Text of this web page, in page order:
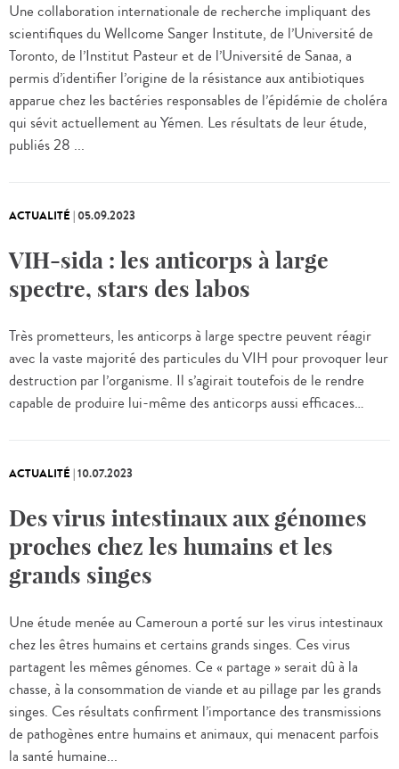
Une collaboration internationale de recherche impliquant des
scientifiques du Wellcome Sanger Institute, de l’Université de
Toronto, de l’Institut Pasteur et de l’Université de Sanaa, a
permis d’identifier l’origine de la résistance aux antibiotiques
apparue chez les bactéries responsables de l’épidémie de choléra
qui sévit actuellement au Yémen. Les résultats de leur étude,
publiés 28 ...
ACTUALITÉ |05.09.2023
VIH-sida : les anticorps à large
spectre, stars des labos
Très prometteurs, les anticorps à large spectre peuvent réagir
avec la vaste majorité des particules du VIH pour provoquer leur
destruction par l’organisme. Il s’agirait toutefois de le rendre
capable de produire lui-même des anticorps aussi efficaces…
ACTUALITÉ |10.07.2023
Des virus intestinaux aux génomes
proches chez les humains et les
grands singes
Une étude menée au Cameroun a porté sur les virus intestinaux
chez les êtres humains et certains grands singes. Ces virus
partagent les mêmes génomes. Ce « partage » serait dû à la
chasse, à la consommation de viande et au pillage par les grands
singes. Ces résultats confirment l’importance des transmissions
de pathogènes entre humains et animaux, qui menacent parfois
la santé humaine...